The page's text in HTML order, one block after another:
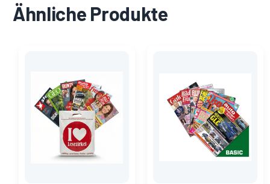
Ähnliche Produkte
33,50 €
14,00 €.
mehrere
Varianten
auf.
Die
Optionen
können